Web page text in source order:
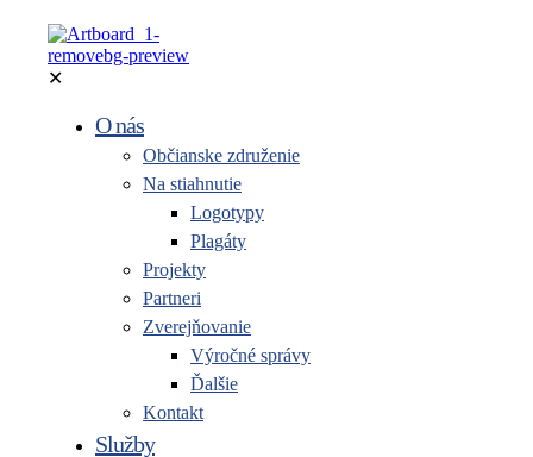
✕
O nás
Občianske združenie
Na stiahnutie
Logotypy
Plagáty
Projekty
Partneri
Zverejňovanie
Výročné správy
Ďalšie
Kontakt
Služby